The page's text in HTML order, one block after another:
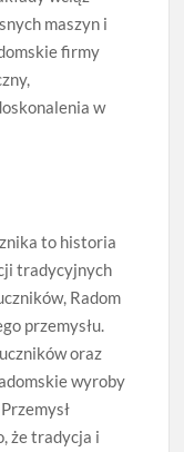
maszyn i
firmy
w
to historia
tradycyjnych
Radom
przemysłu.
oraz
wyroby
że tradycja i